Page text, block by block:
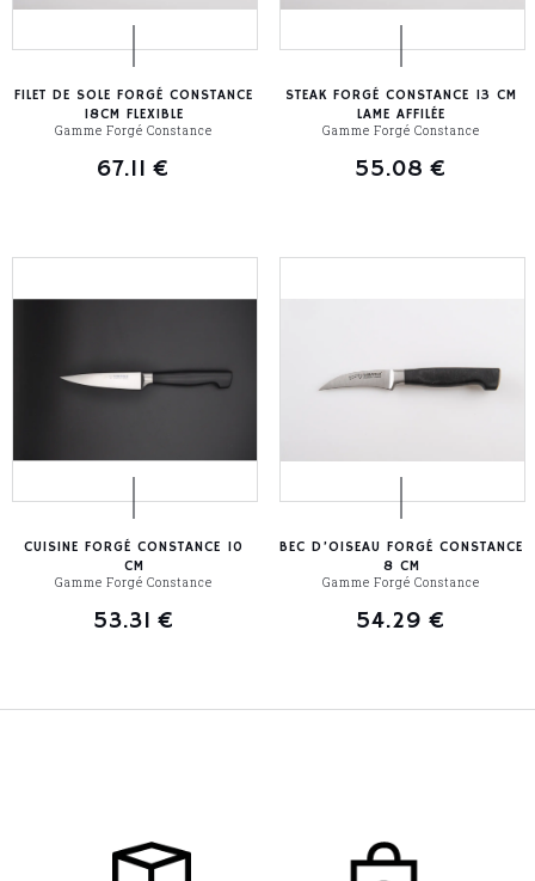
FILET DE SOLE FORGÉ CONSTANCE
18CM FLEXIBLE
Gamme Forgé Constance
67.11 €
STEAK FORGÉ CONSTANCE 13 CM
LAME AFFILÉE
Gamme Forgé Constance
55.08 €
CUISINE FORGÉ CONSTANCE 10
CM
Gamme Forgé Constance
53.31 €
BEC D’OISEAU FORGÉ CONSTANCE
8 CM
Gamme Forgé Constance
54.29 €